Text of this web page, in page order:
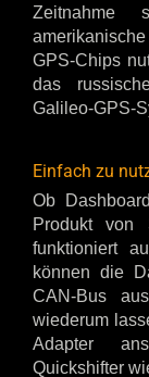
Zeitnahme
GPS-Chips
das
Galileo-GPS-
Einfach zu
Ob
Produkt von
funktioniert
können die
CAN-Bus
wiederum
Adapter
Quickshifter